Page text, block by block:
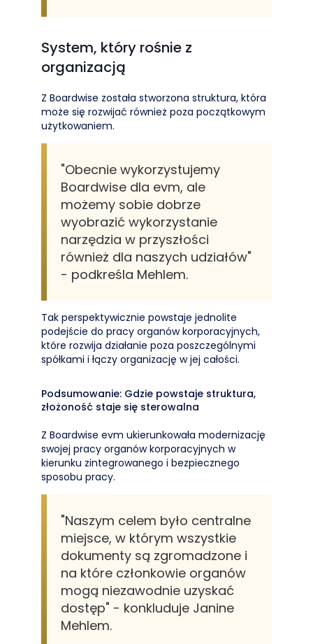
System, który rośnie z
organizacją
Z Boardwise została stworzona struktura, która
może się rozwijać również poza początkowym
użytkowaniem.
"Obecnie wykorzystujemy
Boardwise dla evm, ale
możemy sobie dobrze
wyobrazić wykorzystanie
narzędzia w przyszłości
również dla naszych udziałów"
- podkreśla Mehlem.
Tak perspektywicznie powstaje jednolite
podejście do pracy organów korporacyjnych,
które rozwija działanie poza poszczególnymi
spółkami i łączy organizację w jej całości.
Podsumowanie: Gdzie powstaje struktura,
złożoność staje się sterowalna
Z Boardwise evm ukierunkowała modernizację
swojej pracy organów korporacyjnych w
kierunku zintegrowanego i bezpiecznego
sposobu pracy.
"Naszym celem było centralne
miejsce, w którym wszystkie
dokumenty są zgromadzone i
na które członkowie organów
mogą niezawodnie uzyskać
dostęp" - konkluduje Janine
Mehlem.